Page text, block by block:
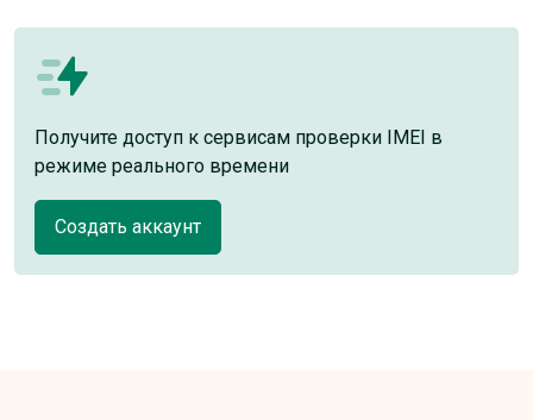
Получите доступ к сервисам проверки IMEI в
режиме реального времени
Создать аккаунт